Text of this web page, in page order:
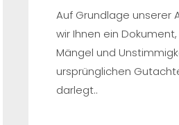
Auf Grundlage unserer
wir Ihnen ein
Mängel und
ursprünglichen
darlegt..